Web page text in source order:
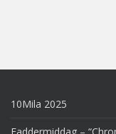
10Mila 2025
Faddermiddag –